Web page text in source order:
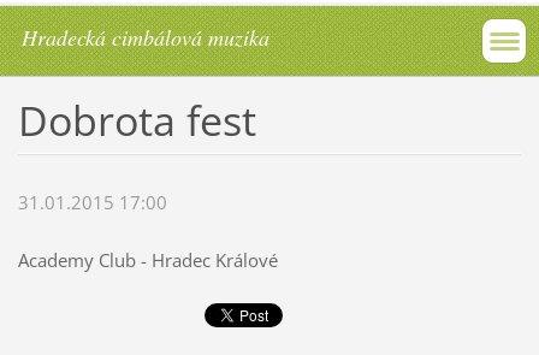
Hradecká cimbálová muzika
Dobrota fest
31.01.2015 17:00
Academy Club - Hradec Králové